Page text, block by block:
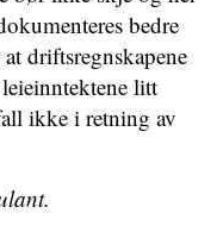
bedre
driftsregnskapene
litt
ikke i retning av